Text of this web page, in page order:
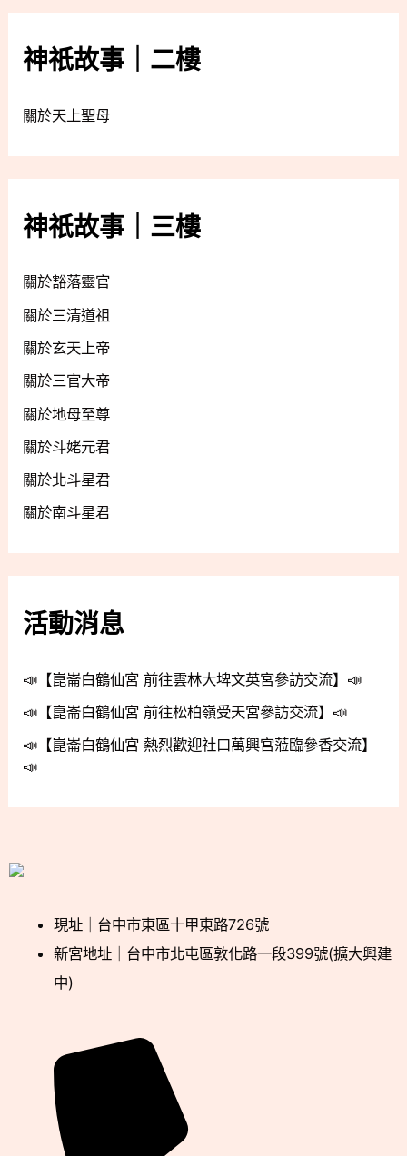
神祇故事｜二樓
關於天上聖母
神祇故事｜三樓
關於豁落靈官
關於三清道祖
關於玄天上帝
關於三官大帝
關於地母至尊
關於斗姥元君
關於北斗星君
關於南斗星君
活動消息
📣【崑崙白鶴仙宮 前往雲林大埤文英宮參訪交流】📣
📣【崑崙白鶴仙宮 前往松柏嶺受天宮參訪交流】📣
📣【崑崙白鶴仙宮 熱烈歡迎社口萬興宮蒞臨參香交流】
📣
現址｜台中市東區十甲東路726號
新宮地址｜台中市北屯區敦化路一段399號(擴大興建
中)